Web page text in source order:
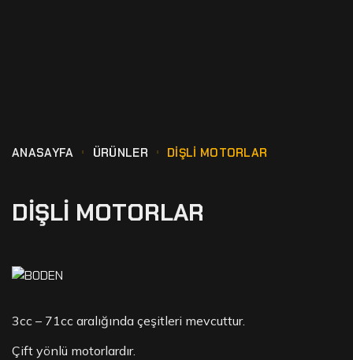
ANASAYFA ÜRÜNLER DIŞLI MOTORLAR
DIŞLI MOTORLAR
3cc – 71cc aralığında çeşitleri mevcuttur.
Çift yönlü motorlardır.